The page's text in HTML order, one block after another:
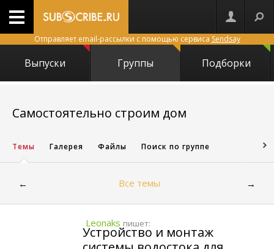
Отправляет email-рассылки с помощью сервиса Sendsay
Выпуски Группы Подборки
Самостоятельно строим дом
Темы Галерея Файлы Поиск по группе
← Все темы →
Leonaks пишет:
Устройство и монтаж